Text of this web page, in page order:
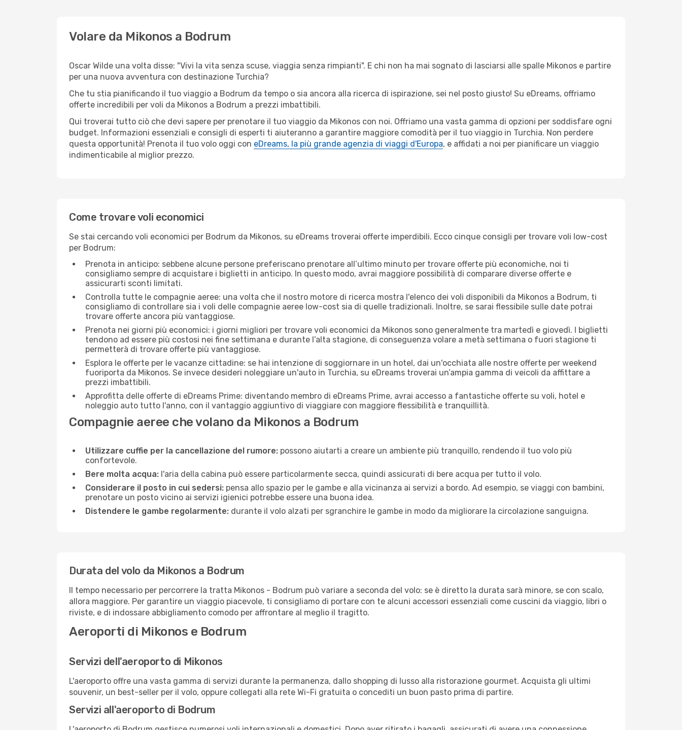
Volare da Mikonos a Bodrum
Oscar Wilde una volta disse: "Vivi la vita senza scuse, viaggia senza rimpianti". E chi non ha mai sognato di lasciarsi alle spalle Mikonos e partire
per una nuova avventura con destinazione Turchia?
Che tu stia pianificando il tuo viaggio a Bodrum da tempo o sia ancora alla ricerca di ispirazione, sei nel posto giusto! Su eDreams, offriamo
offerte incredibili per voli da Mikonos a Bodrum a prezzi imbattibili.
Qui troverai tutto ciò che devi sapere per prenotare il tuo viaggio da Mikonos con noi. Offriamo una vasta gamma di opzioni per soddisfare ogni
budget. Informazioni essenziali e consigli di esperti ti aiuteranno a garantire maggiore comodità per il tuo viaggio in Turchia. Non perdere
questa opportunità! Prenota il tuo volo oggi con eDreams, la più grande agenzia di viaggi d'Europa, e affidati a noi per pianificare un viaggio
indimenticabile al miglior prezzo.
Come trovare voli economici
Se stai cercando voli economici per Bodrum da Mikonos, su eDreams troverai offerte imperdibili. Ecco cinque consigli per trovare voli low-cost
per Bodrum:
Prenota in anticipo: sebbene alcune persone preferiscano prenotare all’ultimo minuto per trovare offerte più economiche, noi ti
consigliamo sempre di acquistare i biglietti in anticipo. In questo modo, avrai maggiore possibilità di comparare diverse offerte e
assicurarti sconti limitati.
Controlla tutte le compagnie aeree: una volta che il nostro motore di ricerca mostra l'elenco dei voli disponibili da Mikonos a Bodrum, ti
consigliamo di controllare sia i voli delle compagnie aeree low-cost sia di quelle tradizionali. Inoltre, se sarai flessibile sulle date potrai
trovare offerte ancora più vantaggiose.
Prenota nei giorni più economici: i giorni migliori per trovare voli economici da Mikonos sono generalmente tra martedì e giovedì. I biglietti
tendono ad essere più costosi nei fine settimana e durante l’alta stagione, di conseguenza volare a metà settimana o fuori stagione ti
permetterà di trovare offerte più vantaggiose.
Esplora le offerte per le vacanze cittadine: se hai intenzione di soggiornare in un hotel, dai un'occhiata alle nostre offerte per weekend
fuoriporta da Mikonos. Se invece desideri noleggiare un'auto in Turchia, su eDreams troverai un’ampia gamma di veicoli da affittare a
prezzi imbattibili.
Approfitta delle offerte di eDreams Prime: diventando membro di eDreams Prime, avrai accesso a fantastiche offerte su voli, hotel e
noleggio auto tutto l'anno, con il vantaggio aggiuntivo di viaggiare con maggiore flessibilità e tranquillità.
Compagnie aeree che volano da Mikonos a Bodrum
Utilizzare cuffie per la cancellazione del rumore: possono aiutarti a creare un ambiente più tranquillo, rendendo il tuo volo più
confortevole.
Bere molta acqua: l'aria della cabina può essere particolarmente secca, quindi assicurati di bere acqua per tutto il volo.
Considerare il posto in cui sedersi: pensa allo spazio per le gambe e alla vicinanza ai servizi a bordo. Ad esempio, se viaggi con bambini,
prenotare un posto vicino ai servizi igienici potrebbe essere una buona idea.
Distendere le gambe regolarmente: durante il volo alzati per sgranchire le gambe in modo da migliorare la circolazione sanguigna.
Durata del volo da Mikonos a Bodrum
Il tempo necessario per percorrere la tratta Mikonos - Bodrum può variare a seconda del volo: se è diretto la durata sarà minore, se con scalo,
allora maggiore. Per garantire un viaggio piacevole, ti consigliamo di portare con te alcuni accessori essenziali come cuscini da viaggio, libri o
riviste, e di indossare abbigliamento comodo per affrontare al meglio il tragitto.
Aeroporti di Mikonos e Bodrum
Servizi dell'aeroporto di Mikonos
L'aeroporto offre una vasta gamma di servizi durante la permanenza, dallo shopping di lusso alla ristorazione gourmet. Acquista gli ultimi
souvenir, un best-seller per il volo, oppure collegati alla rete Wi-Fi gratuita o concediti un buon pasto prima di partire.
Servizi all'aeroporto di Bodrum